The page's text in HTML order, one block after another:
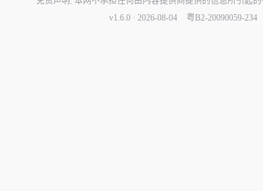
v1.6.0 · 2026-08-04
粤B2-20090059-234